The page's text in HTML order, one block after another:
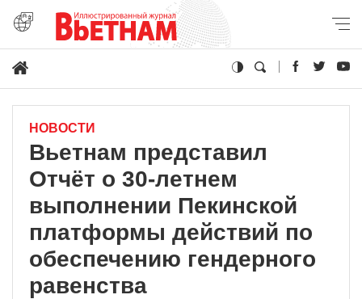
НОВОСТИ
Вьетнам представил
Отчёт о 30-летнем
выполнении Пекинской
платформы действий по
обеспечению гендерного
равенства